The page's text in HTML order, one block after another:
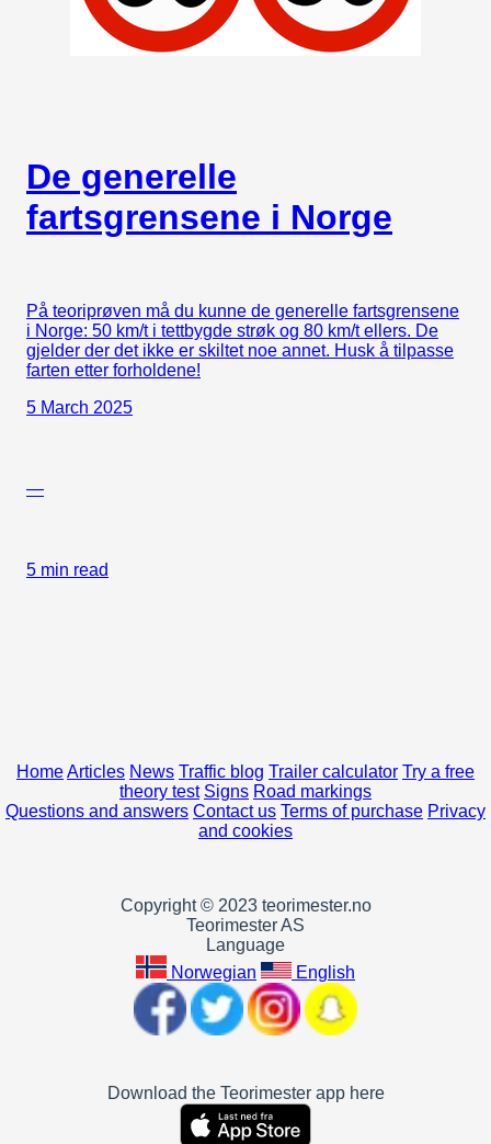
De generelle
fartsgrensene i Norge
På teoriprøven må du kunne de generelle fartsgrensene
i Norge: 50 km/t i tettbygde strøk og 80 km/t ellers. De
gjelder der det ikke er skiltet noe annet. Husk å tilpasse
farten etter forholdene!
5 March 2025
—
5 min read
HomeArticles News Traffic blog Trailer calculator Try a free
theory test Signs Road markings
Questions and answers Contact us Terms of purchase Privacy
and cookies
Copyright © 2023 teorimester.no
Teorimester AS
Language
Norwegian
English
Download the Teorimester app here